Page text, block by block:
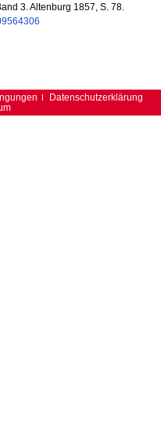
3. Altenburg 1857, S. 78.
Datenschutzerklärung